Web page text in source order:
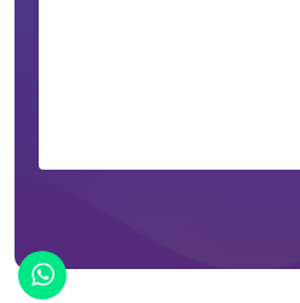
¡Chatea con nosotros!